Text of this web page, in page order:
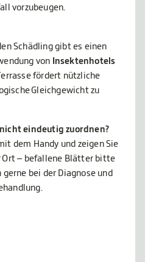
vorzubeugen.
Schädling gibt es einen
von Insektenhotels
fördert nützliche
Gleichgewicht zu
eindeutig zuordnen?
dem Handy und zeigen Sie
Ort – befallene Blätter bitte
bei der Diagnose und